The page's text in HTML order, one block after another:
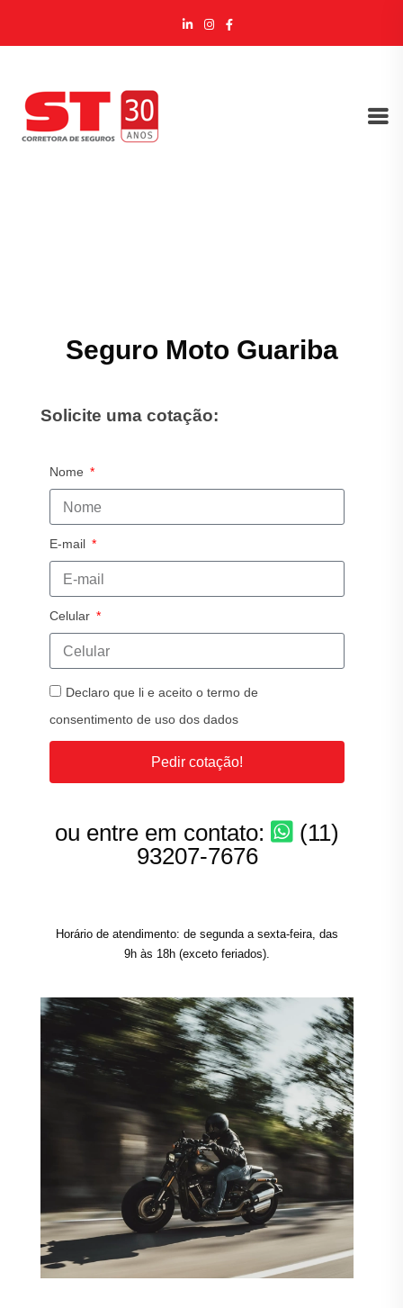
Seguro Moto Guariba
Solicite uma cotação:
Nome
E-mail
Celular
Declaro que li e aceito o termo de
consentimento de uso dos dados
Pedir cotação!
ou entre em contato:
(11)
93207-7676
Horário de atendimento: de segunda a sexta-feira, das
9h às 18h (exceto feriados).